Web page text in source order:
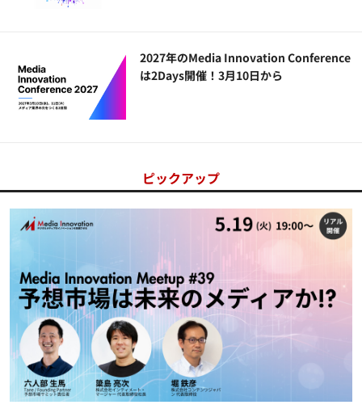
2027年のMedia Innovation Conference
は2Days開催！3月10日から
ピックアップ